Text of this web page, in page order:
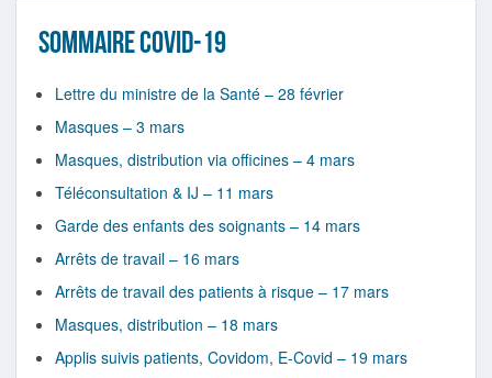
SOMMAIRE COVID-19
Lettre du ministre de la Santé – 28 février
Masques – 3 mars
Masques, distribution via officines – 4 mars
Téléconsultation & IJ – 11 mars
Garde des enfants des soignants – 14 mars
Arrêts de travail – 16 mars
Arrêts de travail des patients à risque – 17 mars
Masques, distribution – 18 mars
Applis suivis patients, Covidom, E-Covid – 19 mars